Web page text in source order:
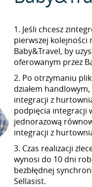
1. Jeśli chcesz
pierwszej kolejności
Baby&Travel, by
oferowanym przez
2. Po otrzymaniu
działem
integracji z
podpięcia integracji
jednorazową
integracji z
3. Czas realizacji
wynosi do 10 dni
bezbłędnej
Sellasist.